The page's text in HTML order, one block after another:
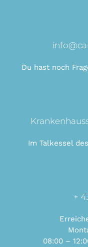
Du hast noch
Im Talkessel
+
08:00 –